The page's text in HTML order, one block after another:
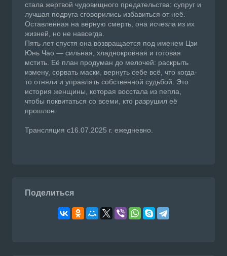
стала жертвой чудовищного предательства: супруг и
лучшая подруга сговорились избавиться от неё.
Оставленная на верную смерть, она исчезла из их
жизней, но не навсегда.
Пять лет спустя она возвращается под именем Цзи
Юнь Чао — сильная, хладнокровная и готовая
мстить. Её план продуман до мелочей: раскрыть
измену, сорвать маски, вернуть себе всё, что когда-
то отняли и управлять собственной судьбой. Это
история женщины, которая восстала из пепла,
чтобы поквитаться со всеми, кто разрушил её
прошлое.
Трансляция с16.07.2025 г. ежедневно.
Поделиться